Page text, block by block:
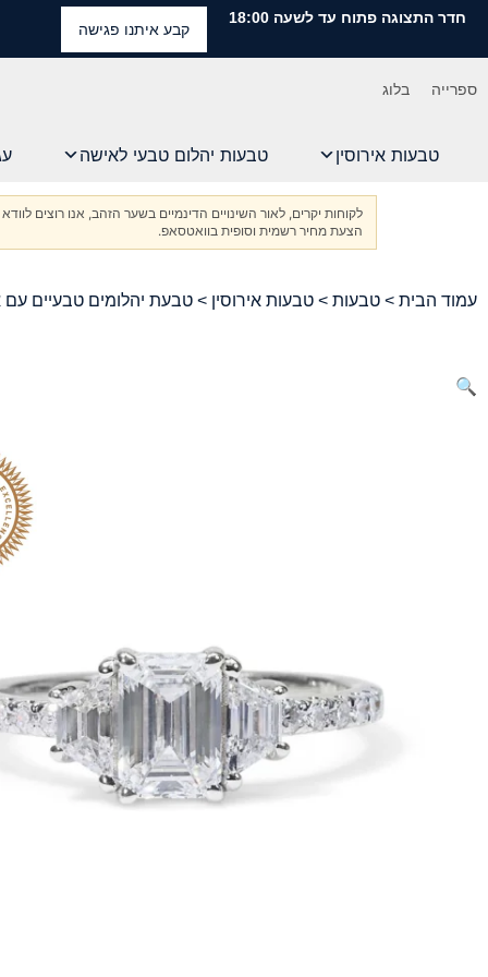
חדר התצוגה פתוח עד לשעה 18:00
קבע איתנו פגישה
ספרייה בלוג
טבעות אירוסין טבעות יהלום טבעי לאישה
לקוחות יקרים, לאור השינויים הדינמיים בשער הזהב, אנו
הצעת מחיר רשמית וסופית בוואטסאפ.
עמוד הבית > טבעות > טבעות אירוסין > טבעת יהלומים טבעיים עם
🔍